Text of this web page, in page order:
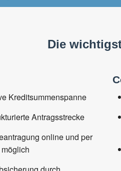
Die
Kreditsummenspanne
Antragsstrecke
online und per